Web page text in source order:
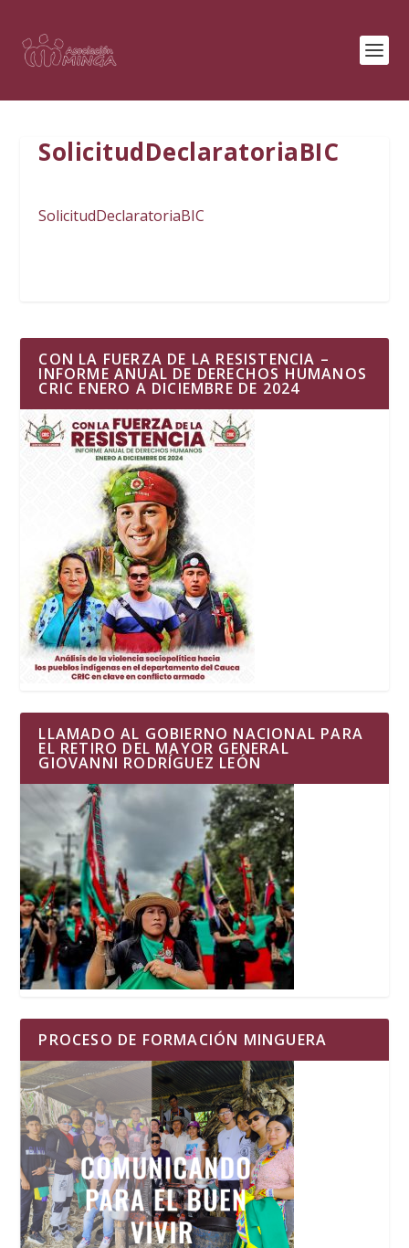
SolicitudDeclaratoriaBIC
SolicitudDeclaratoriaBIC
CON LA FUERZA DE LA RESISTENCIA –
INFORME ANUAL DE DERECHOS HUMANOS
CRIC ENERO A DICIEMBRE DE 2024
LLAMADO AL GOBIERNO NACIONAL PARA
EL RETIRO DEL MAYOR GENERAL
GIOVANNI RODRÍGUEZ LEÓN
PROCESO DE FORMACIÓN MINGUERA